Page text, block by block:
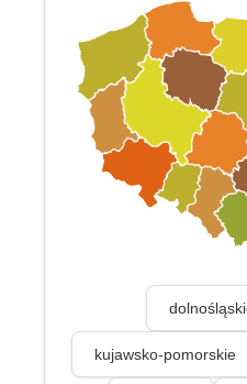
kujawsko-pomorskie